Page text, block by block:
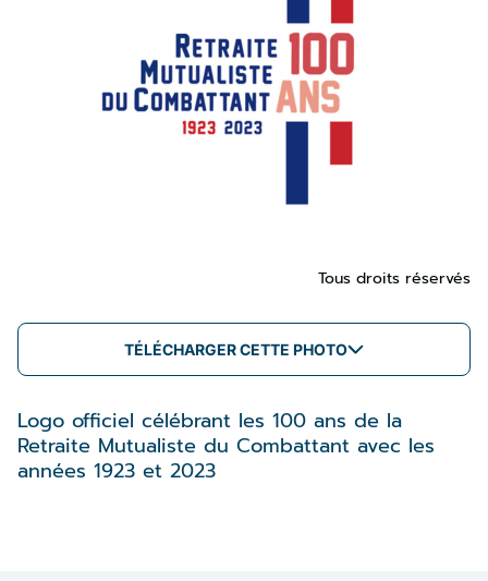
Tous droits réservés
TÉLÉCHARGER CETTE PHOTO
Logo officiel célébrant les 100 ans de la
Retraite Mutualiste du Combattant avec les
années 1923 et 2023